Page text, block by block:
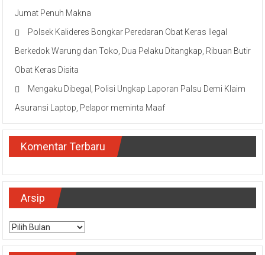
Jumat Penuh Makna
Polsek Kalideres Bongkar Peredaran Obat Keras Ilegal
Berkedok Warung dan Toko, Dua Pelaku Ditangkap, Ribuan Butir
Obat Keras Disita
Mengaku Dibegal, Polisi Ungkap Laporan Palsu Demi Klaim
Asuransi Laptop, Pelapor meminta Maaf
Komentar Terbaru
Arsip
Arsip